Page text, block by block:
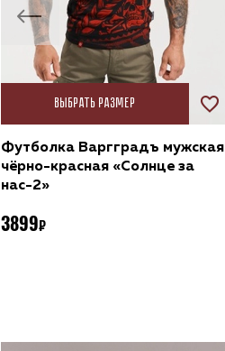
Выбрать размер
Футболка Варгградъ мужская
чёрно-красная «Солнце за
нас-2»
3899